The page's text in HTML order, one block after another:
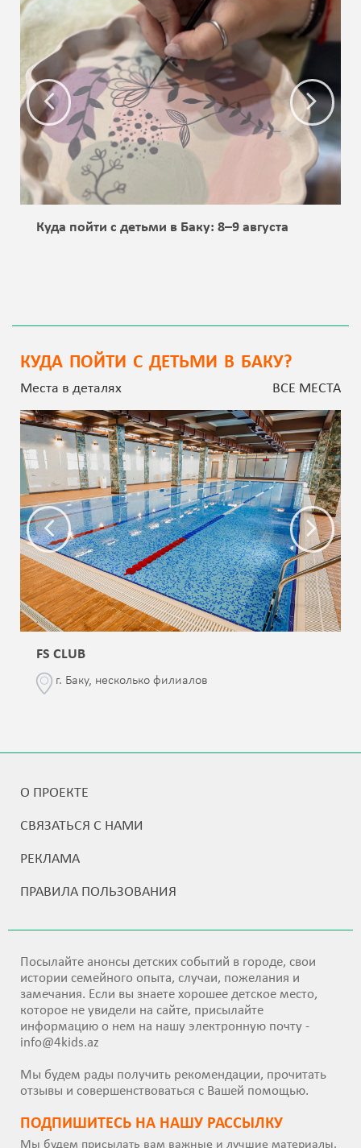
Куда пойти с детьми в Баку: 8–9 августа
КУДА ПОЙТИ С ДЕТЬМИ В БАКУ?
Места в деталях ВСЕ МЕСТА
FS CLUB
г. Баку, несколько филиалов
О ПРОЕКТЕ
СВЯЗАТЬСЯ С НАМИ
РЕКЛАМА
ПРАВИЛА ПОЛЬЗОВАНИЯ
Посылайте анонсы детских событий в городе, свои
истории семейного опыта, случаи, пожелания и
замечания. Если вы знаете хорошее детское место,
которое не увидели на сайте, присылайте
информацию о нем на нашу электронную почту -
info@4kids.az
Мы будем рады получить рекомендации, прочитать
отзывы и совершенствоваться с Вашей помощью.
ПОДПИШИТEСЬ НА НАШУ РАССЫЛКУ
Мы будем присылать вам важные и лучшие материалы.